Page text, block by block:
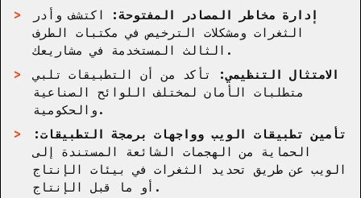
إدارة مخاطر المصادر المفتوحة:
اكتشف وأدر
الثغرات ومشكلات الترخيص في مكتبات الطرف
الثالث المستخدمة في مشاريعك.
الامتثال التنظيمي:
تأكد من أن التطبيقات تلبي
متطلبات الأمان لمختلف اللوائح الصناعية
والحكومية.
تأمين تطبيقات الويب وواجهات برمجة التطبيقات:
الحماية من الهجمات الشائعة المستندة إلى
الويب عن طريق تحديد الثغرات في بيئات الإنتاج
أو ما قبل الإنتاج.